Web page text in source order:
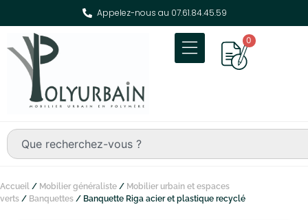
Appelez-nous au 07.61.84.45.59
0
Accueil / Mobilier généraliste / Mobilier urbain et espaces
verts / Banquettes / Banquette Riga acier et plastique recyclé